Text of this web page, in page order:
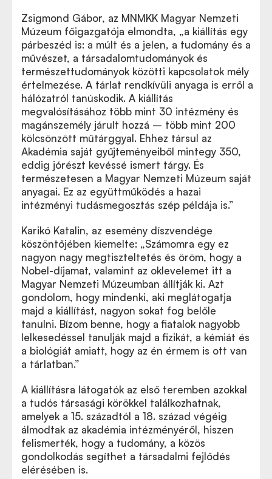
Zsigmond Gábor, az MNMKK Magyar Nemzeti
Múzeum főigazgatója elmondta, „a kiállítás egy
párbeszéd is: a múlt és a jelen, a tudomány és a
művészet, a társadalomtudományok és
természettudományok közötti kapcsolatok mély
értelmezése. A tárlat rendkívüli anyaga is erről a
hálózatról tanúskodik. A kiállítás
megvalósításához több mint 30 intézmény és
magánszemély járult hozzá – több mint 200
kölcsönzött műtárggyal. Ehhez társul az
Akadémia saját gyűjteményeiből mintegy 350,
eddig jórészt kevéssé ismert tárgy. És
természetesen a Magyar Nemzeti Múzeum saját
anyagai. Ez az együttműködés a hazai
intézményi tudásmegosztás szép példája is.”
Karikó Katalin, az esemény díszvendége
köszöntőjében kiemelte: „Számomra egy ez
nagyon nagy megtiszteltetés és öröm, hogy a
Nobel-díjamat, valamint az oklevelemet itt a
Magyar Nemzeti Múzeumban állítják ki. Azt
gondolom, hogy mindenki, aki meglátogatja
majd a kiállítást, nagyon sokat fog belőle
tanulni. Bízom benne, hogy a fiatalok nagyobb
lelkesedéssel tanulják majd a fizikát, a kémiát és
a biológiát amiatt, hogy az én érmem is ott van
a tárlatban.”
A kiállításra látogatók az első teremben azokkal
a tudós társasági körökkel találkozhatnak,
amelyek a 15. századtól a 18. század végéig
álmodtak az akadémia intézményéről, hiszen
felismerték, hogy a tudomány, a közös
gondolkodás segíthet a társadalmi fejlődés
elérésében is.